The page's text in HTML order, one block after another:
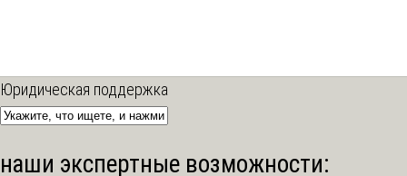
Юридическая поддержка
наши экспертные возможности: